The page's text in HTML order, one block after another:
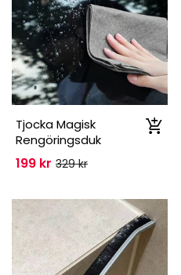
Tjocka Magisk
Rengöringsduk
199 kr 329 kr